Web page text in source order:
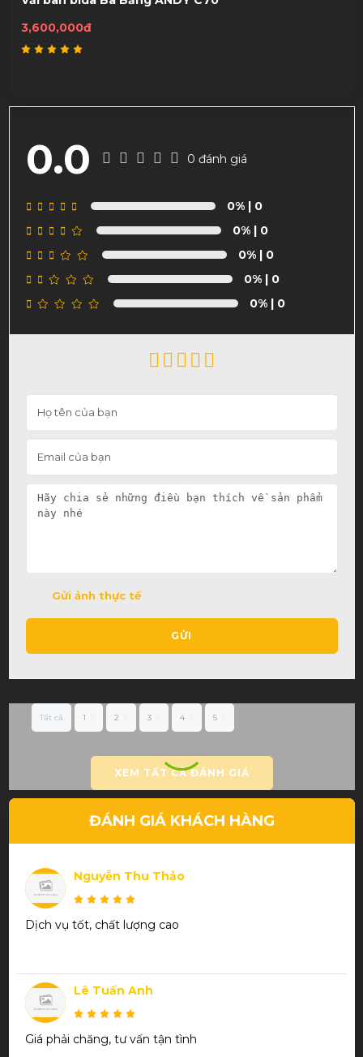
3,600,000đ
0.0 0 đánh giá
0%| 0
0%| 0
0%| 0
0%| 0
0%| 0
Gửi ảnh thực tế
GỬI
Tất cả 1 2 3 4 5
XEM TẤT CẢ ĐÁNH GIÁ
ĐÁNH GIÁ KHÁCH HÀNG
Nguyễn Thu Thảo
Dịch vụ tốt, chất lượng cao
Lê Tuấn Anh
Giá phải chăng, tư vấn tận tình